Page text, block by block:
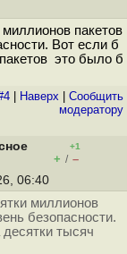
пакетов
Вот если б
это было б
Наверх
Cообщить
модератору
+1
+ / –
06:40
миллионов
безопасности.
тысяч